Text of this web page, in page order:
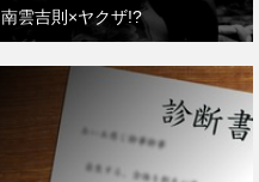
南雲吉則×ヤクザ!?